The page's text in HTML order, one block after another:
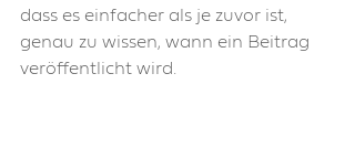
dass es einfacher als je zuvor ist,
genau zu wissen, wann ein Beitrag
veröffentlicht wird.